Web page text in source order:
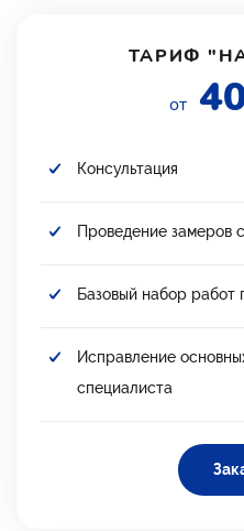
ТАРИФ
от
Консультация
Проведение замеров
Базовый набор работ
Исправление
специалиста